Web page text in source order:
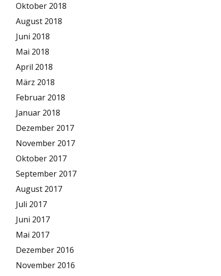
Oktober 2018
August 2018
Juni 2018
Mai 2018
April 2018
März 2018
Februar 2018
Januar 2018
Dezember 2017
November 2017
Oktober 2017
September 2017
August 2017
Juli 2017
Juni 2017
Mai 2017
Dezember 2016
November 2016